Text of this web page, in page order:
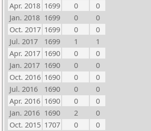
Apr. 2018 1699 0
0
Jan. 2018 1699 0
0
Oct. 2017 1699 0
0
Jul. 2017
1699 1
1
Apr. 2017 1690 0
0
Jan. 2017 1690 0
0
Oct. 2016 1690 0
0
Jul. 2016
1690 0
0
Apr. 2016 1690 0
0
Jan. 2016 1690 2
0
Oct. 2015 1707 0
0